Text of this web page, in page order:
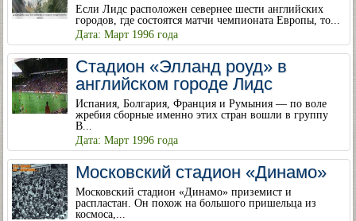
Если Лидс расположен севернее шести английских
городов, где состоятся матчи чемпионата Европы, то...
Дата: Март 1996 года
Стадион «Элланд роуд» в
английском городе Лидс
Испания, Болгария, Франция и Румыния — по воле
жребия сборные именно этих стран вошли в группу
В...
Дата: Март 1996 года
Московский стадион «Динамо»
Московский стадион «Динамо» приземист и
распластан. Он похож на большого пришельца из
космоса,...